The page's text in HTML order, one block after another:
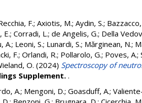
F.; Axiotis, M.; Aydin, S.;
E.; Corradi, L.; de Angelis, G.; Della
A.; Leoni, S.; Lunardi, S.; Mărginean, N.;
F.; Orlandi, R.; Pollarolo, G.; Poves, A.;
O. (2024) Spectroscopy of
Supplement. .
A.; Mengoni, D.; Goasduff, A.;